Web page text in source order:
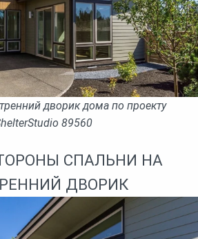
дворик дома по проекту
89560
СПАЛЬНИ НА
ДВОРИК